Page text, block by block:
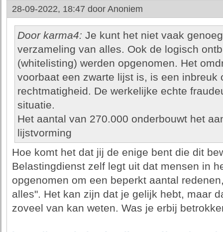
28-09-2022, 18:47 door Anoniem
Door karma4: Je kunt het niet vaak
verzameling van alles. Ook de logisch
(whitelisting) werden opgenomen. Het
voorbaat een zwarte lijst is, is een inbreuk
rechtmatigheid. De werkelijke echte
situatie.
Het aantal van 270.000 onderbouwt het
lijstvorming
Hoe komt het dat jij de enige bent die dit
Belastingdienst zelf legt uit dat mensen in
opgenomen om een beperkt aantal
alles". Het kan zijn dat je gelijk hebt, maar
zoveel van kan weten. Was je erbij